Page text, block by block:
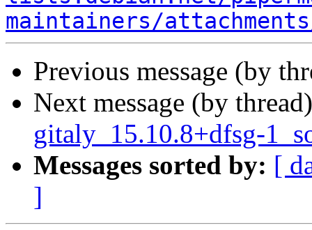
maintainers/
Previous message (by
Next message (by
gitaly_15.10.8+dfsg-
Messages sorted by: [
]